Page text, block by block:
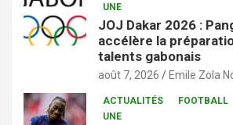
UNE
JOJ Dakar 2026 :
accélère la
talents gabonais
août 7, 2026 Emile Zola
ACTUALITÉS FOOTBALL
UNE